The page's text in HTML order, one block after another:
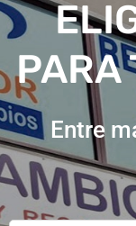
PARA
Entre